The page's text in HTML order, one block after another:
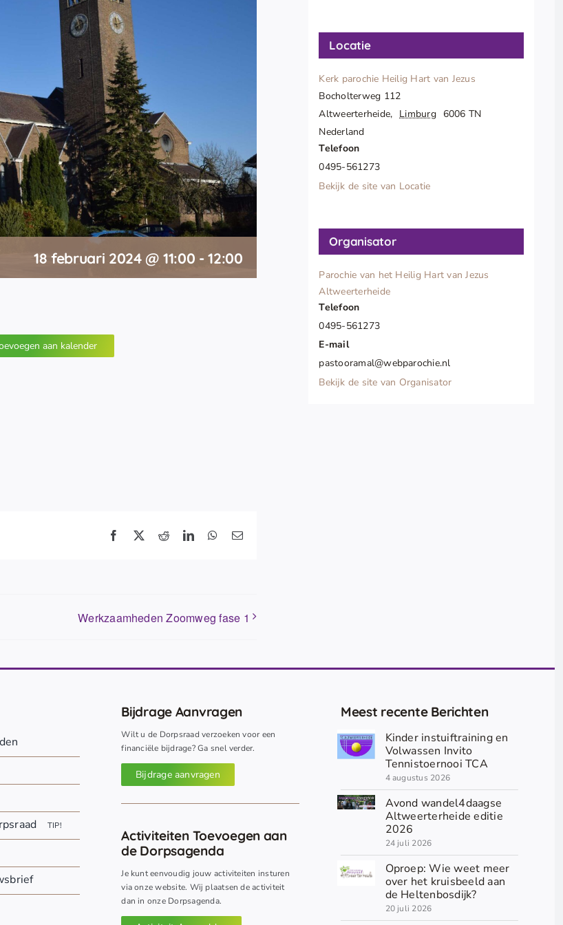
18 februari 2024 @ 11:00 -12:00
aan kalender
Facebook
X RedditLinkedInWhatsApp
E-
Werkzaamheden Zoomweg fase 1
Locatie
Kerk parochie Heilig Hart van Jezus
Bocholterweg 112
Altweerterheide, Limburg 6006 TN
Nederland
Telefoon
0495-561273
Bekijk de site van Locatie
Organisator
Parochie van het Heilig Hart van Jezus
Altweerterheide
Telefoon
0495-561273
E-mail
pastooramal@webparochie.nl
Bekijk de site van Organisator
TIP!
Bijdrage Aanvragen
Wilt u de Dorpsraad verzoeken voor een
financiële bijdrage? Ga snel verder.
Bijdrage aanvragen
Activiteiten Toevoegen aan
de Dorpsagenda
Je kunt eenvoudig jouw activiteiten insturen
via onze website. Wij plaatsen de activiteit
dan in onze Dorpsagenda.
Meest recente Berichten
Kinder instuiftraining en
Volwassen Invito
Tennistoernooi TCA
4 augustus 2026
Avond wandel4daagse
Altweerterheide editie
2026
24 juli 2026
Oproep: Wie weet meer
over het kruisbeeld aan
de Heltenbosdijk?
20 juli 2026